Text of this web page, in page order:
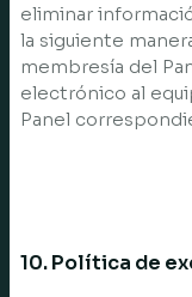
eliminar
la siguiente
membresía del
electrónico al
Panel
10. Política de